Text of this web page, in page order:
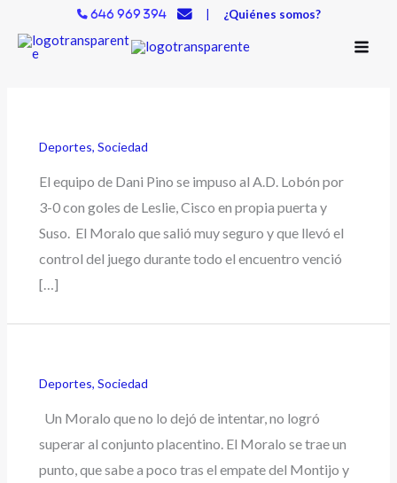
contenido
646 969 394 | ¿Quiénes somos?
Deportes,Sociedad
El equipo de Dani Pino se impuso al A.D. Lobón por
3-0 con goles de Leslie, Cisco en propia puerta y
Suso. El Moralo que salió muy seguro y que llevó el
control del juego durante todo el encuentro venció
[…]
Deportes,Sociedad
Un Moralo que no lo dejó de intentar, no logró
superar al conjunto placentino. El Moralo se trae un
punto, que sabe a poco tras el empate del Montijo y